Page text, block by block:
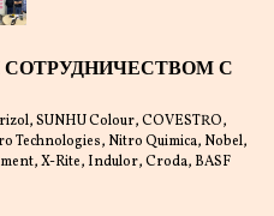
С
SUNHU Colour, COVESTRO,
Technologies, Nitro Quimica, Nobel,
X-Rite, Indulor, Croda, BASF